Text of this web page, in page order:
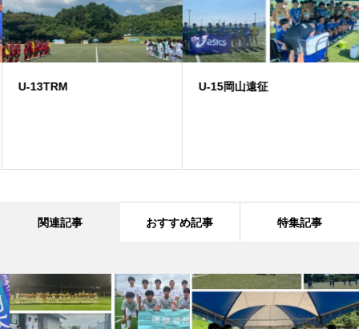
U-13TRM U-15岡山遠征
関連記事 おすすめ記事 特集記事